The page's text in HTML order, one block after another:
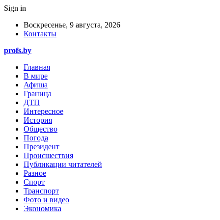
Sign in
Воскресенье, 9 августа, 2026
Контакты
profs.by
Главная
В мире
Афиша
Граница
ДТП
Интересное
История
Общество
Погода
Президент
Происшествия
Публикации читателей
Разное
Спорт
Транспорт
Фото и видео
Экономика